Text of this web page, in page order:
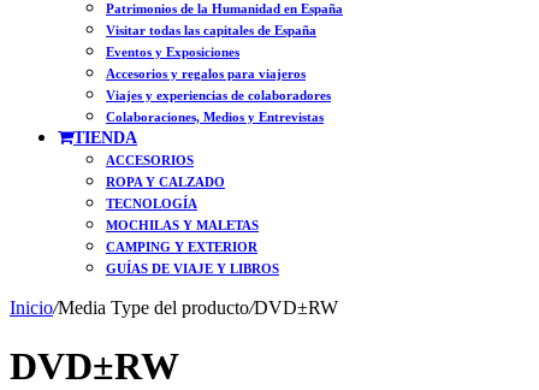
Patrimonios de la Humanidad en España
Visitar todas las capitales de España
Eventos y Exposiciones
Accesorios y regalos para viajeros
Viajes y experiencias de colaboradores
Colaboraciones, Medios y Entrevistas
TIENDA
ACCESORIOS
ROPA Y CALZADO
TECNOLOGÍA
MOCHILAS Y MALETAS
CAMPING Y EXTERIOR
GUÍAS DE VIAJE Y LIBROS
Inicio/Media Type del producto/DVD±RW
DVD±RW